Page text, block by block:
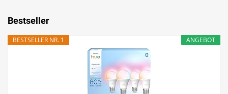
Bestseller
ANGEBOT
BESTSELLER NR. 1